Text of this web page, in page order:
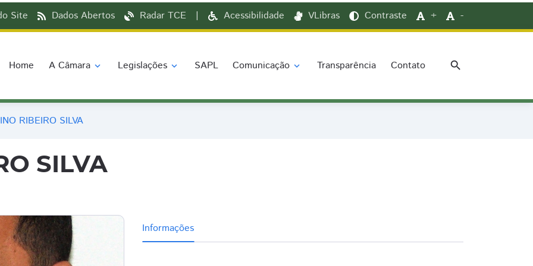
Site Dados Abertos Radar TCE | Acessibilidade VLibras Contraste + -
Home A Câmara expand_more Legislações expand_more SAPL Comunicação expand_more Transparência Contato search
RIBEIRO SILVA
SILVA
Informações